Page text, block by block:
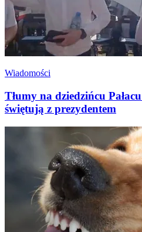
Wiadomości
Tłumy na dziedzińcu
świętują z prezydentem